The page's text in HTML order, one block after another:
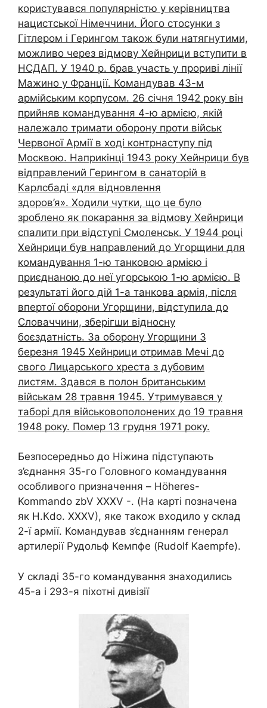
користувався популярністю у керівництва
нацистської Німеччини. Його стосунки з
Гітлером і Герингом також були натягнутими,
можливо через відмову Хейнрици вступити в
НСДАП. У 1940 р. брав участь у прориві лінії
Мажино у Франції. Командував 43-м
армійським корпусом. 26 січня 1942 року він
прийняв командування 4-ю армією, якій
належало тримати оборону проти військ
Червоної Армії в ході контрнаступу під
Москвою. Наприкінці 1943 року Хейнрици був
відправлений Герингом в санаторій в
Карлсбаді «для відновлення
здоров’я». Ходили чутки, що це було
зроблено як покарання за відмову Хейнрици
спалити при відступі Смоленськ. У 1944 році
Хейнрици був направлений до Угорщини для
командування 1-ю танковою армією і
приєднаною до неї угорською 1-ю армією. В
результаті його дій 1-а танкова армія, після
впертої оборони Угорщини, відступила до
Словаччини, зберігши відносну
боєздатність. За оборону Угорщини 3
березня 1945 Хейнрици отримав Мечі до
свого Лицарського хреста з дубовим
листям. Здався в полон британським
військам 28 травня 1945. Утримувався у
таборі для військовополонених до 19 травня
1948 року. Помер 13 грудня 1971 року.
Безпосередньо до Ніжина підступають
з’єднання 35-го Головного командування
особливого призначення – Höheres-
Kommando zbV XXXV -. (На карті позначена
як H.Кdo. XXXV), яке також входило у склад
2-ї армії. Командував з’єднанням генерал
артилерії Рудольф Кемпфе (Rudolf Kaempfe).
У складі 35-го командування знаходились
45-а і 293-я піхотні дивізії